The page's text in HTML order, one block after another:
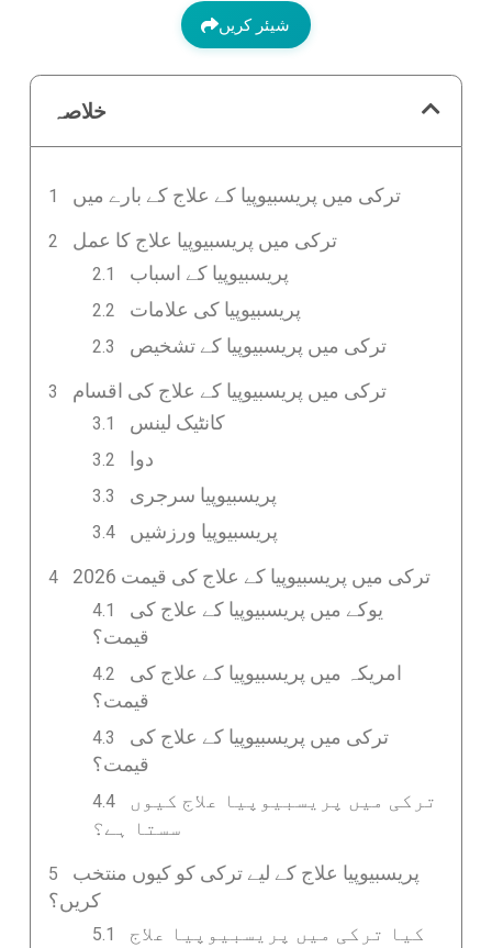
شیئر کریں
خلاصہ
ترکی میں پریسبیوپیا کے علاج کے بارے میں
ترکی میں پریسبیوپیا علاج کا عمل
پریسبیوپیا کے اسباب
پریسبیوپیا کی علامات
ترکی میں پریسبیوپیا کے تشخیص
ترکی میں پریسبیوپیا کے علاج کی اقسام
کانٹیک لینس
دوا
پریسبیوپیا سرجری
پریسبیوپیا ورزشیں
2026 ترکی میں پریسبیوپیا کے علاج کی قیمت
یوکے میں پریسبیوپیا کے علاج کی
قیمت؟
امریکہ میں پریسبیوپیا کے علاج کی
قیمت؟
ترکی میں پریسبیوپیا کے علاج کی
قیمت؟
ترکی میں پریسبیوپیا علاج کیوں
سستا ہے؟
پریسبیوپیا علاج کے لیے ترکی کو کیوں منتخب
کریں؟
کیا ترکی میں پریسبیوپیا علاج